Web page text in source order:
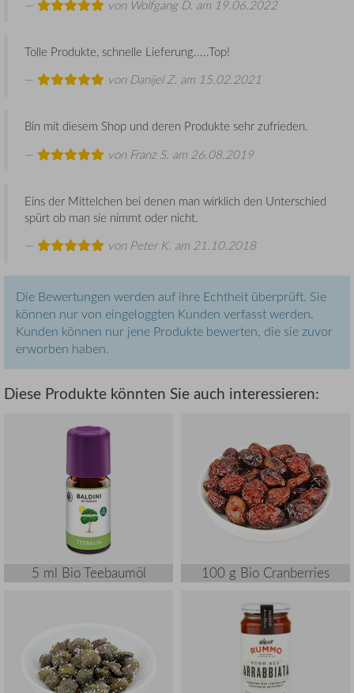
von Wolfgang D. am 19.06.2022
Tolle Produkte, schnelle Lieferung.....Top!
von Danijel Z. am 15.02.2021
Bin mit diesem Shop und deren Produkte sehr zufrieden.
von Franz S. am 26.08.2019
Eins der Mittelchen bei denen man wirklich den Unterschied
spürt ob man sie nimmt oder nicht.
von Peter K. am 21.10.2018
Die Bewertungen werden auf ihre Echtheit überprüft. Sie
können nur von eingeloggten Kunden verfasst werden.
Kunden können nur jene Produkte bewerten, die sie zuvor
erworben haben.
Diese Produkte könnten Sie auch interessieren:
5 ml Bio Teebaumöl 100 g Bio Cranberries